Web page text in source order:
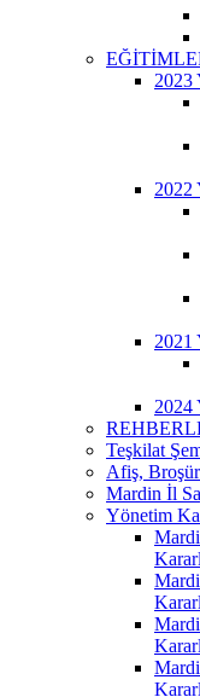
Teşkilat
Afiş,
Mardin İl
Yönetim